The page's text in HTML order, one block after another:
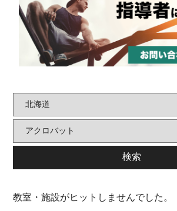
教室・施設がヒットしませんでした。